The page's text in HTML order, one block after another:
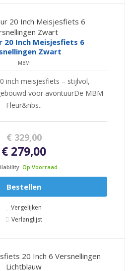
20 Inch Meisjesfiets 6
Zwart
MBM
inch meisjesfiets – stijlvol,
voor avontuurDe MBM
Fleur&nbs..
€ 329,00
€ 279,00
Op Voorraad
Bestellen
Vergelijken
Verlanglijst